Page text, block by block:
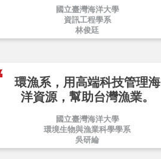
國立臺灣海洋大學
資訊工程學系
林俊廷
環漁系，用高端科技管理海
洋資源，幫助台灣漁業。
國立臺灣海洋大學
環境生物與漁業科學學系
吳研綸